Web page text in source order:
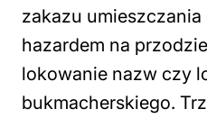
zakazu
hazardem na
lokowanie nazw czy
bukmacherskiego.